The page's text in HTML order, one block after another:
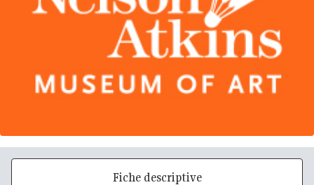
Fiche descriptive